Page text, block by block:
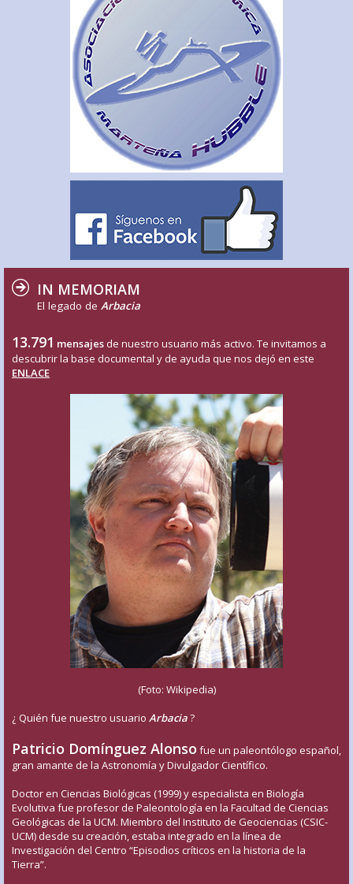
IN MEMORIAM
El legado de Arbacia
13.791 mensajes de nuestro usuario más activo. Te invitamos a
descubrir la base documental y de ayuda que nos dejó en este
ENLACE
(Foto: Wikipedia)
¿ Quién fue nuestro usuario Arbacia?
Patricio Domínguez Alonso fue un paleontólogo español,
gran amante de la Astronomía y Divulgador Científico.
Doctor en Ciencias Biológicas (1999) y especialista en Biología
Evolutiva fue profesor de Paleontología en la Facultad de Ciencias
Geológicas de la UCM. Miembro del Instituto de Geociencias (CSIC-
UCM) desde su creación, estaba integrado en la línea de
Investigación del Centro “Episodios críticos en la historia de la
Tierra”.